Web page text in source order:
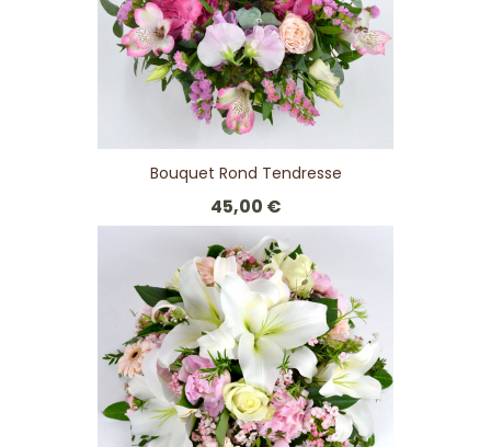
Bouquet Rond Tendresse
45,00 €